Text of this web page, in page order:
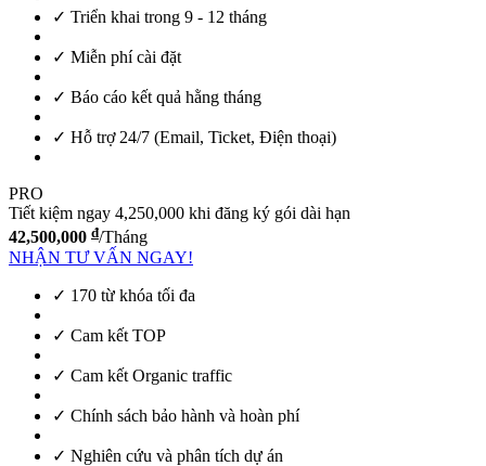
✓ Triển khai trong 9 - 12 tháng
✓ Miễn phí cài đặt
✓ Báo cáo kết quả hằng tháng
✓ Hỗ trợ 24/7 (Email, Ticket, Điện thoại)
PRO
Tiết kiệm ngay 4,250,000 khi đăng ký gói dài hạn
42,500,000 đ/Tháng
NHẬN TƯ VẤN NGAY!
✓ 170 từ khóa tối đa
✓ Cam kết TOP
✓ Cam kết Organic traffic
✓ Chính sách bảo hành và hoàn phí
✓ Nghiên cứu và phân tích dự án